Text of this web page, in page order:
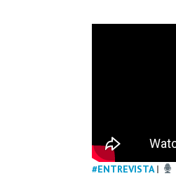
#ENTREVISTA|